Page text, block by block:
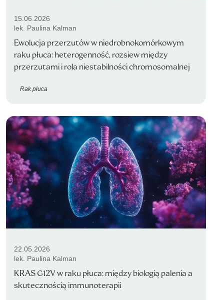
15.06.2026
lek. Paulina Kalman
Ewolucja przerzutów w niedrobnokomórkowym
raku płuca: heterogenność, rozsiew między
przerzutami i rola niestabilności chromosomalnej
Rak płuca
22.05.2026
lek. Paulina Kalman
KRAS G12V w raku płuca: między biologią palenia a
skutecznością immunoterapii